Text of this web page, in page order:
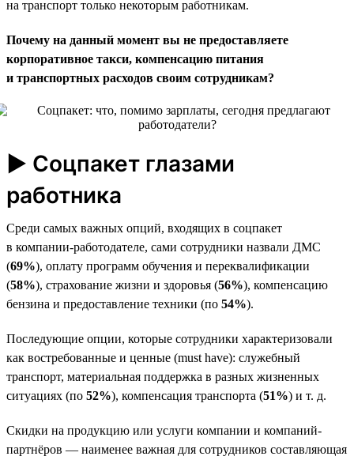
на транспорт только некоторым работникам.
Почему на данный момент вы не предоставляете
корпоративное такси, компенсацию питания
и транспортных расходов своим сотрудникам?
► Соцпакет глазами
работника
Среди самых важных опций, входящих в соцпакет
в компании-работодателе, сами сотрудники назвали ДМС
(69%), оплату программ обучения и переквалификации
(58%), страхование жизни и здоровья (56%), компенсацию
бензина и предоставление техники (по 54%).
Последующие опции, которые сотрудники характеризовали
как востребованные и ценные (must have): служебный
транспорт, материальная поддержка в разных жизненных
ситуациях (по 52%), компенсация транспорта (51%) и т. д.
Скидки на продукцию или услуги компании и компаний-
партнёров — наименее важная для сотрудников составляющая